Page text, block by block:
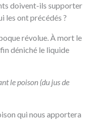
doivent-ils supporter
les ont précédés ?
révolue. À mort le
déniché le liquide
le poison (du jus de
qui nous apportera